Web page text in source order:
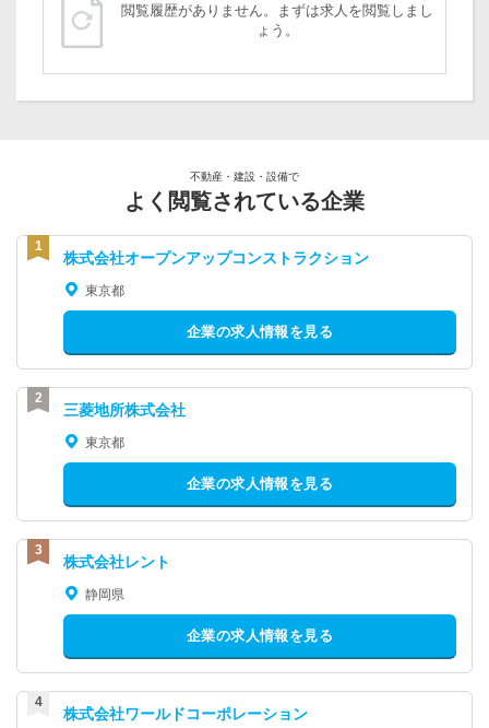
閲覧履歴がありません。まずは求人を閲覧しまし
ょう。
不動産・建設・設備で
よく閲覧されている企業
株式会社オープンアップコンストラクション
東京都
企業の求人情報を見る
三菱地所株式会社
東京都
企業の求人情報を見る
株式会社レント
静岡県
企業の求人情報を見る
株式会社ワールドコーポレーション